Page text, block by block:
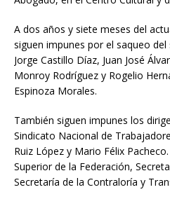
A dos años y siete meses del
siguen impunes por el saqueo
Jorge Castillo Díaz, Juan José
Monroy Rodríguez y Rogelio
Espinoza Morales.
También siguen impunes los
Sindicato Nacional de
Ruiz López y Mario Félix
Superior de la Federación,
Secretaría de la Contraloría y